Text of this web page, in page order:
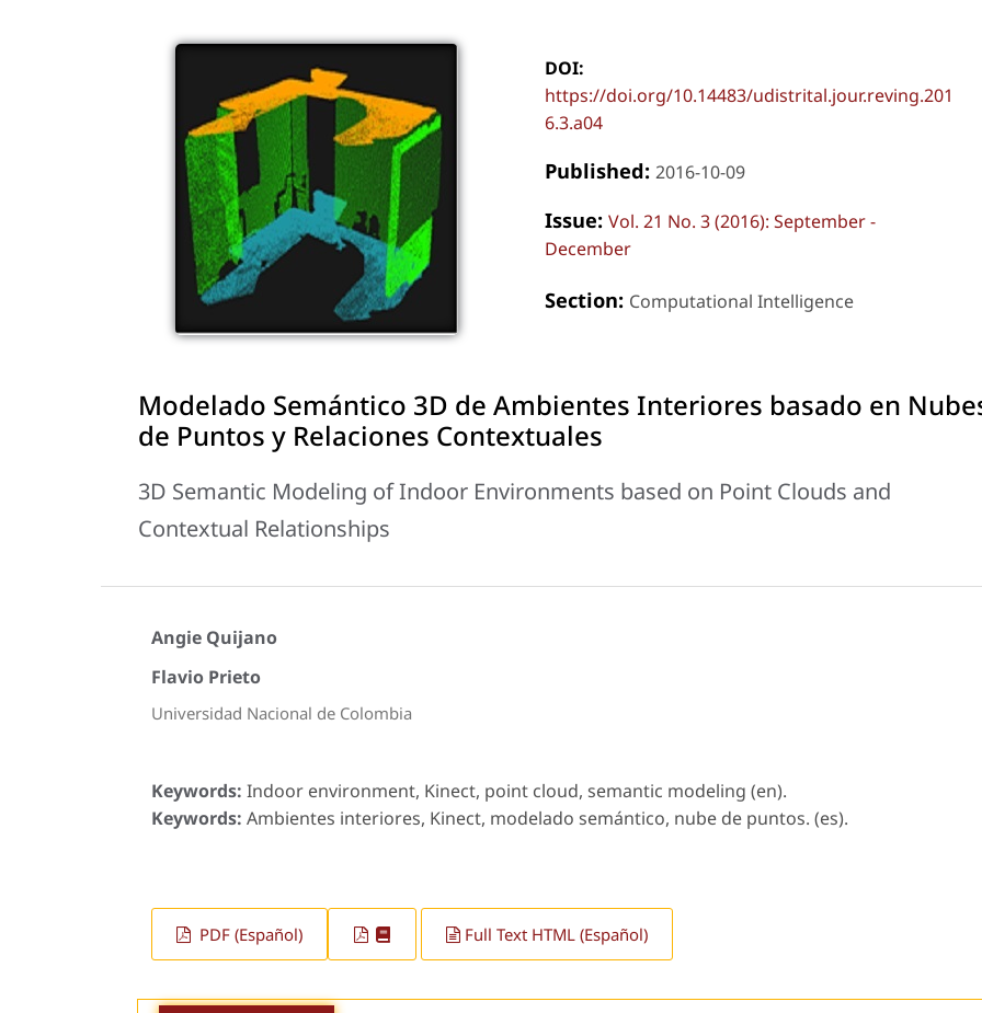
DOI:
https://doi.org/10.14483/udistrital.jour.reving.201
6.3.a04
Published: 2016-10-09
Issue: Vol. 21 No. 3 (2016): September -
December
Section: Computational Intelligence
Modelado Semántico 3D de Ambientes Interiores basado en
de Puntos y Relaciones Contextuales
3D Semantic Modeling of Indoor Environments based on Point Clouds and
Contextual Relationships
Angie Quijano
Flavio Prieto
Universidad Nacional de Colombia
Keywords: Indoor environment, Kinect, point cloud, semantic modeling (en).
Keywords: Ambientes interiores, Kinect, modelado semántico, nube de puntos. (es).
PDF (Español) Full Text HTML (Español)